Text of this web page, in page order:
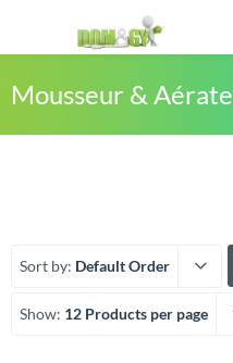
Mousseur &
Sort by: Default Order
Show: 12 Products per page